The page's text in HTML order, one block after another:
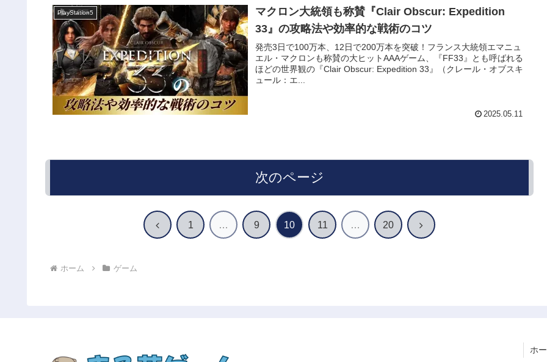
PlayStation5
マクロン大統領も称賛『Clair Obscur: Expedition
33』の攻略法や効率的な戦術のコツ
発売3日で100万本、12日で200万本を突破！フランス大統領エマニュ
エル・マクロンも称賛の大ヒットAAAゲーム、『FF33』とも呼ばれる
ほどの世界観の『Clair Obscur: Expedition 33』（クレール・オブスキ
ュール：エ...
2025.05.11
次のページ
前 1 … 9 10 11 … 20 次
ホーム ゲーム
ホ